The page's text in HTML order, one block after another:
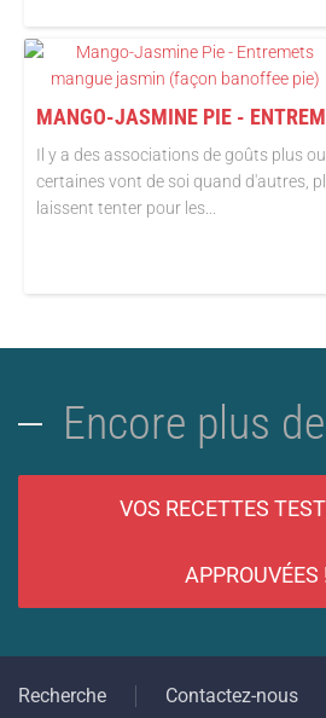
Il y a des associations de goûts plus
certaines vont de soi quand d'autres,
laissent tenter pour les...
Encore plus
VOS RECETTES
APPROUVÉES
Recherche Contactez-nous